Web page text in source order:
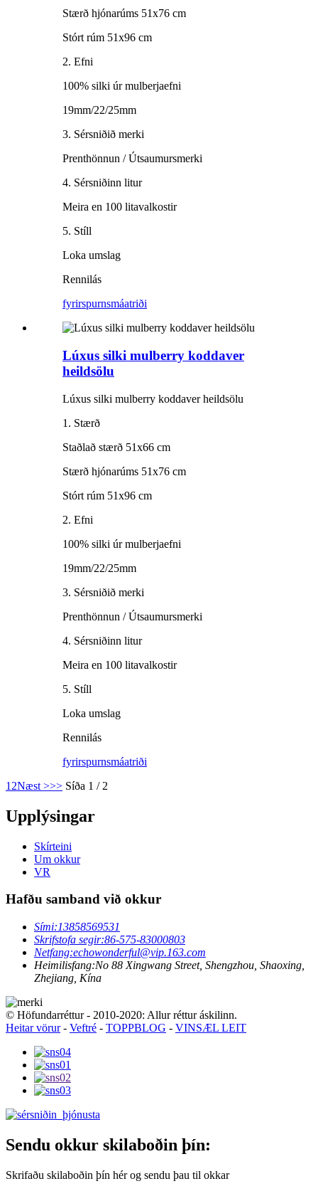
Stærð hjónarúms 51x76 cm
Stórt rúm 51x96 cm
2. Efni
100% silki úr mulberjaefni
19mm/22/25mm
3. Sérsniðið merki
Prenthönnun / Útsaumursmerki
4. Sérsniðinn litur
Meira en 100 litavalkostir
5. Stíll
Loka umslag
Rennilás
fyrirspurnsmáatriði
Lúxus silki mulberry koddaver
heildsölu
Lúxus silki mulberry koddaver heildsölu
1. Stærð
Staðlað stærð 51x66 cm
Stærð hjónarúms 51x76 cm
Stórt rúm 51x96 cm
2. Efni
100% silki úr mulberjaefni
19mm/22/25mm
3. Sérsniðið merki
Prenthönnun / Útsaumursmerki
4. Sérsniðinn litur
Meira en 100 litavalkostir
5. Stíll
Loka umslag
Rennilás
fyrirspurnsmáatriði
1 2Næst >>> Síða 1 / 2
Upplýsingar
Skírteini
Um okkur
VR
Hafðu samband við okkur
Sími:13858569531
Skrifstofa segir:86-575-83000803
Netfang:echowonderful@vip.163.com
Heimilisfang:No 88 Xingwang Street, Shengzhou, Shaoxing,
Zhejiang, Kína
© Höfundarréttur - 2010-2020: Allur réttur áskilinn.
Heitar vörur- Veftré - TOPPBLOG - VINSÆL LEIT
Sendu okkur skilaboðin þín:
Skrifaðu skilaboðin þín hér og sendu þau til okkar